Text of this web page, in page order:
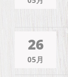
26
05月